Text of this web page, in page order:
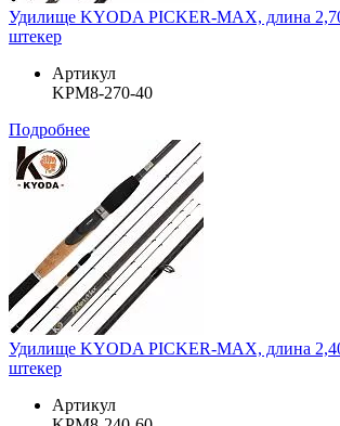
Удилище KYODA PICKER-MAX, длина
штекер
Артикул
KPM8-270-40
Подробнее
Удилище KYODA PICKER-MAX, длина
штекер
Артикул